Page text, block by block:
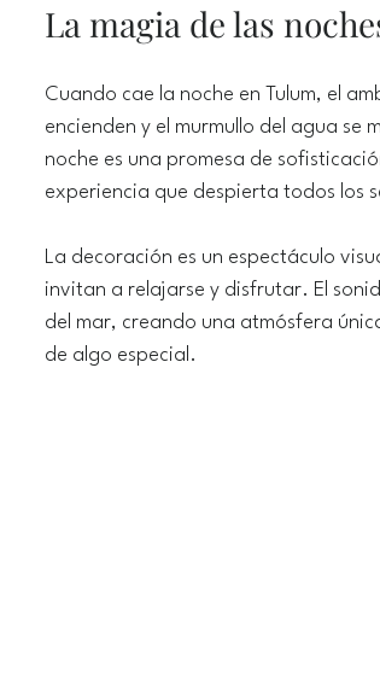
La magia de las
Cuando cae la noche en Tulum, el
encienden y el murmullo del agua se
noche es una promesa de
experiencia que despierta todos los
La decoración es un espectáculo
invitan a relajarse y disfrutar. El
del mar, creando una atmósfera
de algo especial.